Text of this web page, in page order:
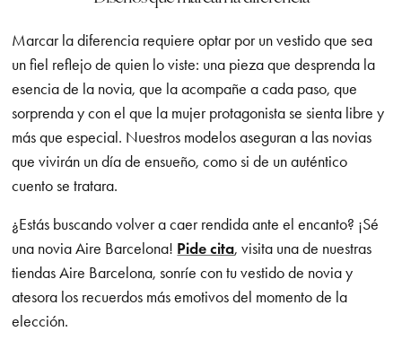
Marcar la diferencia requiere optar por un vestido que sea
un fiel reflejo de quien lo viste: una pieza que desprenda la
esencia de la novia, que la acompañe a cada paso, que
sorprenda y con el que la mujer protagonista se sienta libre y
más que especial. Nuestros modelos aseguran a las novias
que vivirán un día de ensueño, como si de un auténtico
cuento se tratara.
¿Estás buscando volver a caer rendida ante el encanto? ¡Sé
una novia Aire Barcelona! Pide cita, visita una de nuestras
tiendas Aire Barcelona, sonríe con tu vestido de novia y
atesora los recuerdos más emotivos del momento de la
elección.